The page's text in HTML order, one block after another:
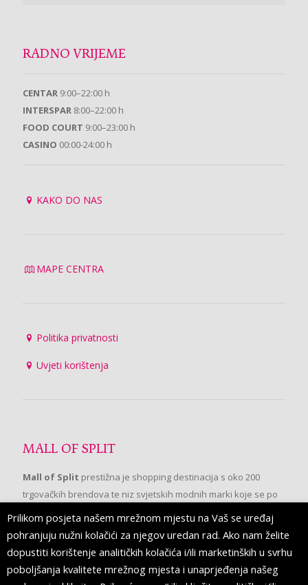
RADNO VRIJEME
CENTAR 9:00–22:00 h
INTERSPAR 8:00–22:00 h
FOOD COURT 9:00–23:00 h
CASINO 00:00-24:00 h
KAKO DO NAS
MAPE CENTRA
Politika privatnosti
Uvjeti korištenja
MALL OF SPLIT
Mall of Split prestižna je shopping destinacija s oko 200
trgovačkih brendova te niz svjetskih modnih marki koje se po
prvi put pojavljuju u Splitu.
PRATITE NAS
Prilikom posjeta našem mrežnom mjestu na Vaš se uređaj
pohranjuju nužni kolačići za njegov uredan rad. Ako nam želite
dopustiti korištenje analitičkih kolačića i/ili marketinških u svrhu
poboljšanja kvalitete mrežnog mjesta i unaprjeđenja našeg